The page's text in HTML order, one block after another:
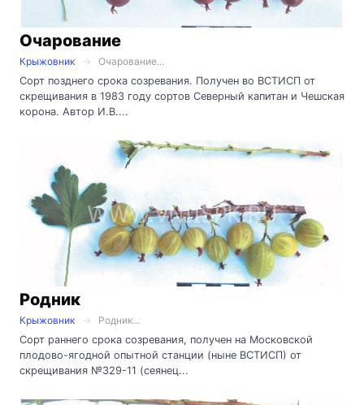
Очарование
Крыжовник
Очарование...
Сорт позднего срока созревания. Получен во ВСТИСП от
скрещивания в 1983 году сортов Северный капитан и Чешская
корона. Автор И.В....
Родник
Крыжовник
Родник...
Сорт раннего срока созревания, получен на Московской
плодово-ягодной опытной станции (ныне ВСТИСП) от
скрещивания №329-11 (сеянец...